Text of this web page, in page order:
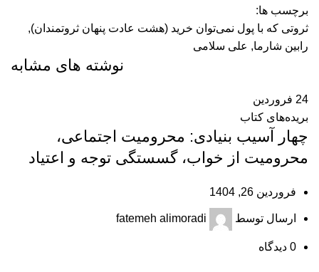
برچسب ها:
ثروتی که با پول نمی‌توان خرید (هشت عادت پنهان ثروتمندان),
رابین شارما, علی سلامی
نوشته های مشابه
24 فروردین
بریده‌های کتاب
چهار آسیب بنیادی: محرومیت اجتماعی،
محرومیت از خواب، گسستگی توجه و اعتیاد
فروردین 26, 1404
ارسال توسط fatemeh alimoradi
0 دیدگاه